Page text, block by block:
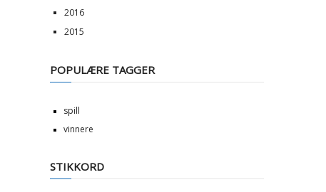
2016
2015
POPULÆRE TAGGER
spill
vinnere
STIKKORD